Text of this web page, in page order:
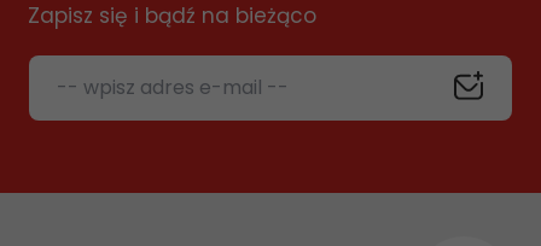
Zapisz się i bądź na bieżąco
-- wpisz adres e-mail --